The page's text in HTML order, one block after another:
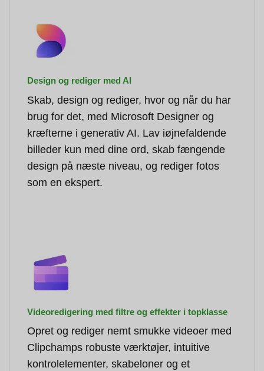
Design og rediger med AI
Skab, design og rediger, hvor og når du har
brug for det, med Microsoft Designer og
kræfterne i generativ AI. Lav iøjnefaldende
billeder kun med dine ord, skab fængende
design på næste niveau, og rediger fotos
som en ekspert.
Videoredigering med filtre og effekter i topklasse
Opret og rediger nemt smukke videoer med
Clipchamps robuste værktøjer, intuitive
kontrolelementer, skabeloner og et